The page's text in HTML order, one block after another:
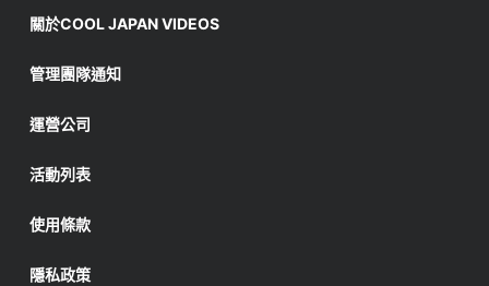
關於COOL JAPAN VIDEOS
管理團隊通知
運營公司
活動列表
使用條款
隱私政策